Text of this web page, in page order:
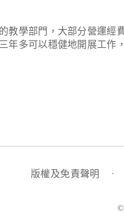
教學部門，大部分營運經
年多可以穩健地開展工作
版權及免責聲明 ·
©